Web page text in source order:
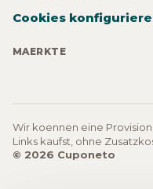
Cookies
MAERKTE
Wir koennen eine
Links kaufst, ohne
© 2026 Cuponeto